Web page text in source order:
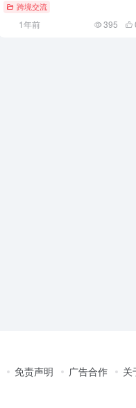
跨境交流
1年前 395
免责声明 广告合作 关